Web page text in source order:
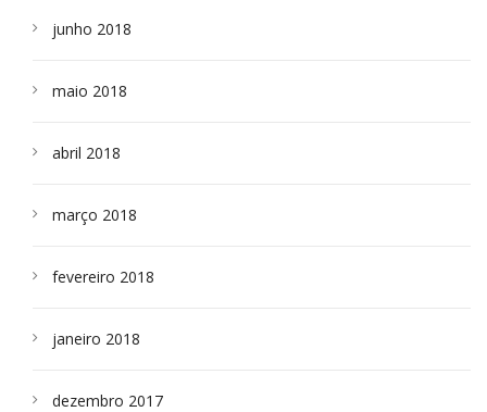
junho 2018
maio 2018
abril 2018
março 2018
fevereiro 2018
janeiro 2018
dezembro 2017